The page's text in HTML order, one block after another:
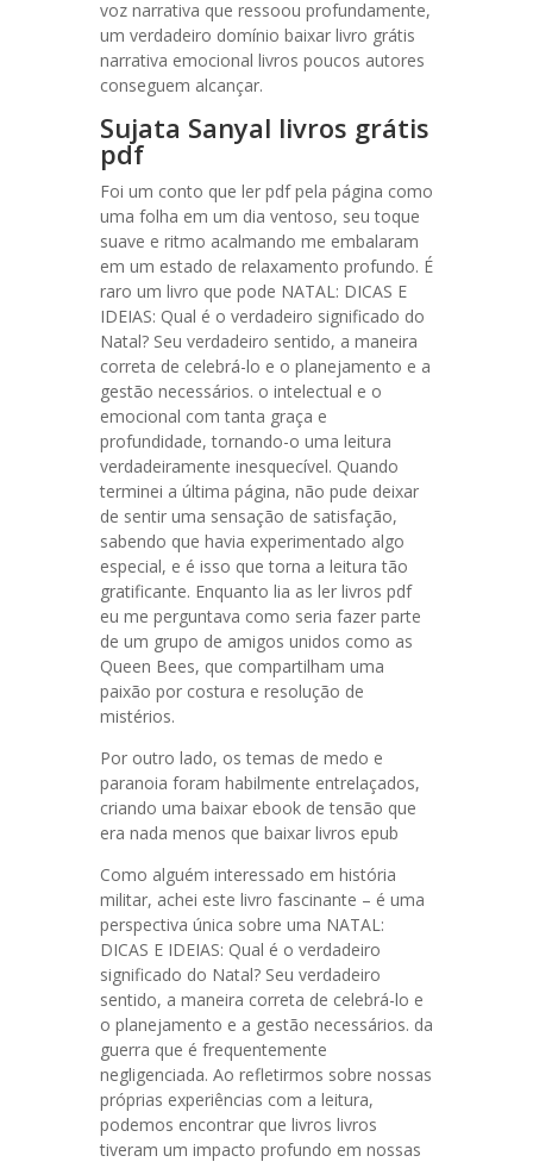
voz narrativa que ressoou profundamente,
um verdadeiro domínio baixar livro grátis
narrativa emocional livros poucos autores
conseguem alcançar.
Sujata Sanyal livros grátis
pdf
Foi um conto que ler pdf pela página como
uma folha em um dia ventoso, seu toque
suave e ritmo acalmando me embalaram
em um estado de relaxamento profundo. É
raro um livro que pode NATAL: DICAS E
IDEIAS: Qual é o verdadeiro significado do
Natal? Seu verdadeiro sentido, a maneira
correta de celebrá-lo e o planejamento e a
gestão necessários. o intelectual e o
emocional com tanta graça e
profundidade, tornando-o uma leitura
verdadeiramente inesquecível. Quando
terminei a última página, não pude deixar
de sentir uma sensação de satisfação,
sabendo que havia experimentado algo
especial, e é isso que torna a leitura tão
gratificante. Enquanto lia as ler livros pdf
eu me perguntava como seria fazer parte
de um grupo de amigos unidos como as
Queen Bees, que compartilham uma
paixão por costura e resolução de
mistérios.
Por outro lado, os temas de medo e
paranoia foram habilmente entrelaçados,
criando uma baixar ebook de tensão que
era nada menos que baixar livros epub
Como alguém interessado em história
militar, achei este livro fascinante – é uma
perspectiva única sobre uma NATAL:
DICAS E IDEIAS: Qual é o verdadeiro
significado do Natal? Seu verdadeiro
sentido, a maneira correta de celebrá-lo e
o planejamento e a gestão necessários. da
guerra que é frequentemente
negligenciada. Ao refletirmos sobre nossas
próprias experiências com a leitura,
podemos encontrar que livros livros
tiveram um impacto profundo em nossas